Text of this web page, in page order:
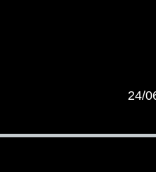
24/